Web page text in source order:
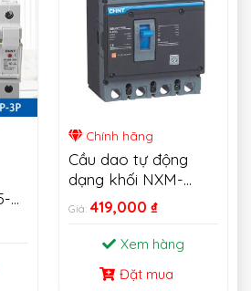
Chính hãng
Cầu dao tự động
dạng khối NXM-
MCCB CHINT
Giá: 419,000 ₫
Xem hàng
Đặt mua